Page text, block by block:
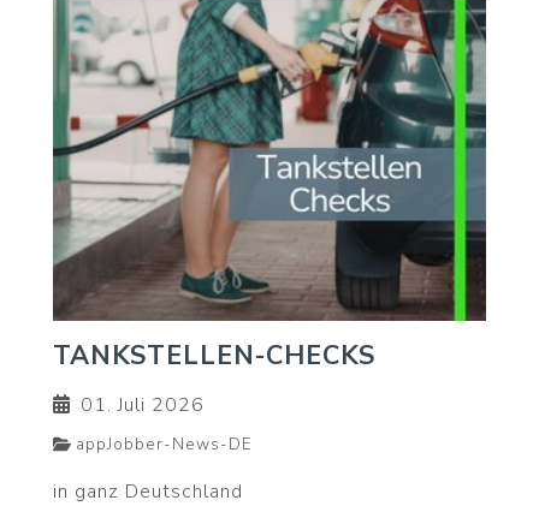
TANKSTELLEN-CHECKS
01. Juli 2026
appJobber-News-DE
in ganz Deutschland